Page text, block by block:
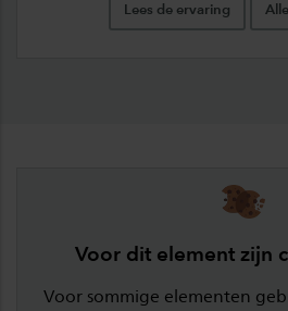
Lees de ervaring
Voor dit element zijn
Voor sommige elementen